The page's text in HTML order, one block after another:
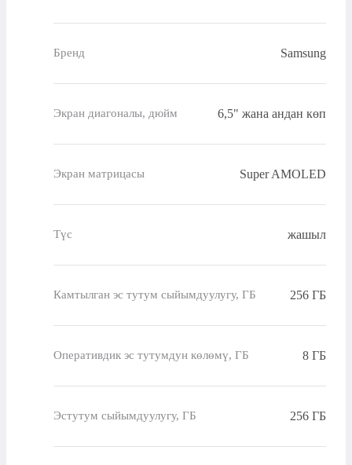
Бренд Samsung
Экран диагоналы, дюйм 6,5" жана андан көп
Экран матрицасы Super AMOLED
Түс жашыл
Камтылган эс тутум сыйымдуулугу, ГБ 256 ГБ
Оперативдик эс тутумдун көлөмү, ГБ 8 ГБ
Эстутум сыйымдуулугу, ГБ 256 ГБ